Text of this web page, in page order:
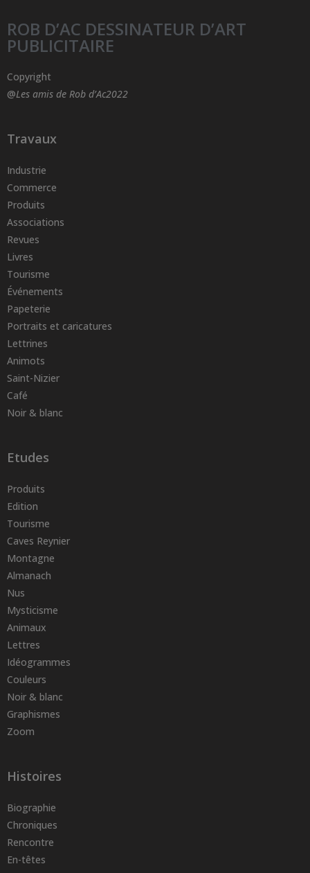
ROB D’AC DESSINATEUR D’ART
PUBLICITAIRE
Copyright
@Les amis de Rob d’Ac2022
Travaux
Industrie
Commerce
Produits
Associations
Revues
Livres
Tourisme
Événements
Papeterie
Portraits et caricatures
Lettrines
Animots
Saint-Nizier
Café
Noir & blanc
Etudes
Produits
Edition
Tourisme
Caves Reynier
Montagne
Almanach
Nus
Mysticisme
Animaux
Lettres
Idéogrammes
Couleurs
Noir & blanc
Graphismes
Zoom
Histoires
Biographie
Chroniques
Rencontre
En-têtes